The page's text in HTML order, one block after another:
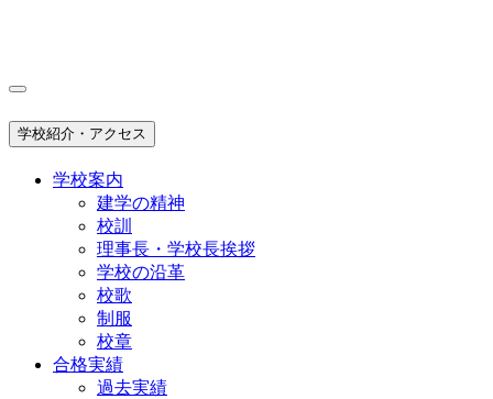
学校紹介・アクセス
学校案内
建学の精神
校訓
理事長・学校長挨拶
学校の沿革
校歌
制服
校章
合格実績
過去実績